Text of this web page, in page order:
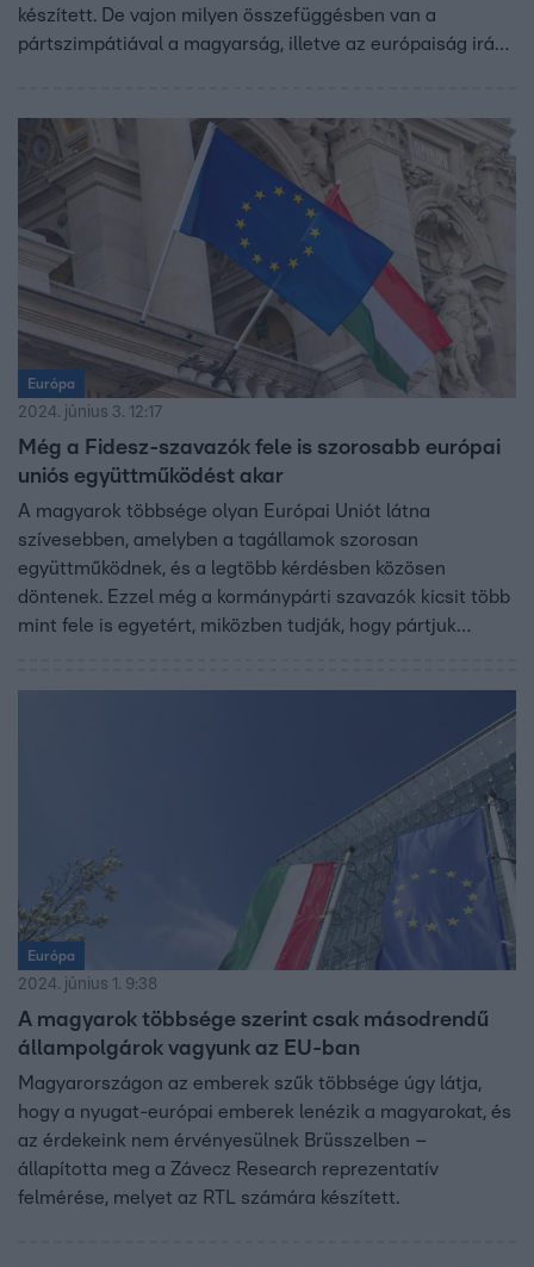
készített. De vajon milyen összefüggésben van a
pártszimpátiával a magyarság, illetve az európaiság iránt
Európa
2024. június 3. 12:17
Még a Fidesz-szavazók fele is szorosabb európai
uniós együttműködést akar
A magyarok többsége olyan Európai Uniót látna
szívesebben, amelyben a tagállamok szorosan
együttműködnek, és a legtöbb kérdésben közösen
döntenek. Ezzel még a kormánypárti szavazók kicsit több
mint fele is egyetért, miközben tudják, hogy pártjuk
Európa
2024. június 1. 9:38
A magyarok többsége szerint csak másodrendű
állampolgárok vagyunk az EU-ban
Magyarországon az emberek szűk többsége úgy látja,
hogy a nyugat-európai emberek lenézik a magyarokat, és
az érdekeink nem érvényesülnek Brüsszelben –
állapította meg a Závecz Research reprezentatív
felmérése, melyet az RTL számára készített.